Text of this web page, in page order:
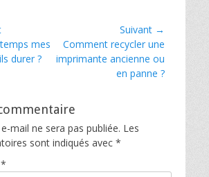
mes
durer ?
Suivant →
Article
suivant :
Comment recycler une
imprimante ancienne ou
en panne ?
mail ne sera pas publiée. Les
sont indiqués avec *
*